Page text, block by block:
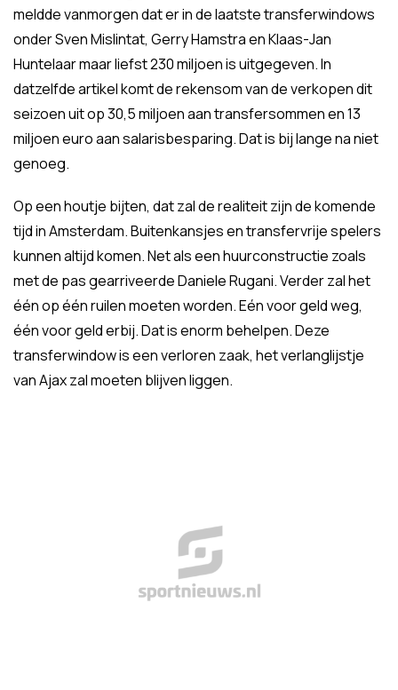
meldde vanmorgen dat er in de laatste transferwindows
onder Sven Mislintat, Gerry Hamstra en Klaas-Jan
Huntelaar maar liefst 230 miljoen is uitgegeven. In
datzelfde artikel komt de rekensom van de verkopen dit
seizoen uit op 30,5 miljoen aan transfersommen en 13
miljoen euro aan salarisbesparing. Dat is bij lange na niet
genoeg.
Op een houtje bijten, dat zal de realiteit zijn de komende
tijd in Amsterdam. Buitenkansjes en transfervrije spelers
kunnen altijd komen. Net als een huurconstructie zoals
met de pas gearriveerde Daniele Rugani. Verder zal het
één op één ruilen moeten worden. Eén voor geld weg,
één voor geld erbij. Dat is enorm behelpen. Deze
transferwindow is een verloren zaak, het verlanglijstje
van Ajax zal moeten blijven liggen.